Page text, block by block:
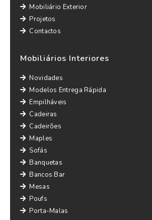
Mobiliário Exterior
Projetos
Contactos
Mobiliários Interiores
Novidades
Modelos Entrega Rápida
Empilháveis
Cadeiras
Cadeirões
Maples
Sofás
Banquetas
Bancos Bar
Mesas
Poufs
Porta-Malas